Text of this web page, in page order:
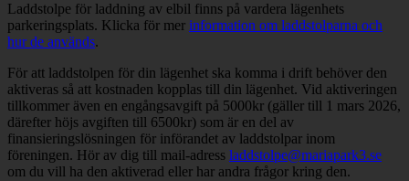
Laddstolpe för laddning av elbil finns på vardera lägenhets
parkeringsplats. Klicka för mer information om laddstolparna och
hur de används.
För att laddstolpen för din lägenhet ska komma i drift behöver den
aktiveras så att kostnaden kopplas till din lägenhet. Vid aktiveringen
tillkommer även en engångsavgift på 5000kr (gäller till 1 mars 2026,
därefter höjs avgiften till 6500kr) som är en del av
finansieringslösningen för införandet av laddstolpar inom
föreningen. Hör av dig till mail-adress laddstolpe@mariapark3.se
om du vill ha den aktiverad eller har andra frågor kring den.